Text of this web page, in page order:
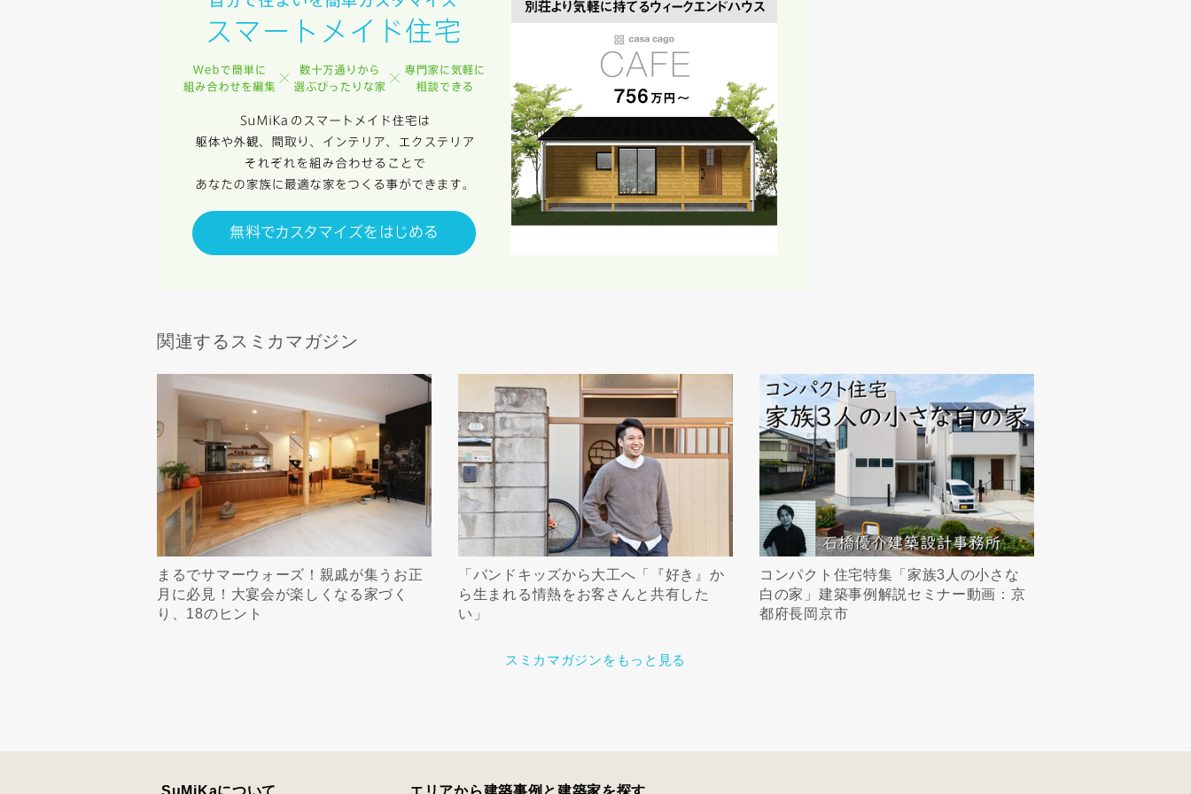
関連するスミカマガジン
まるでサマーウォーズ！親戚が集うお正
月に必見！大宴会が楽しくなる家づく
り、18のヒント
「バンドキッズから大工へ「『好き』か
ら生まれる情熱をお客さんと共有した
い」
コンパクト住宅特集「家族3人の小さな
白の家」建築事例解説セミナー動画：京
都府長岡京市
スミカマガジンをもっと見る
当社は、本サービス又は利用契約に関し，お客様に発生した損害について、債務不履行責任、不法行為責
任、その他の法律上の請求原因の如何を問わず賠償の責任を負わないものとします。
当社は、お客様が本サービスを利用することにより第三者との間で生じた紛争等について一切責任を負わ
ないものとします。
キャンセル 入力内容を送信する
SuMiKaについて エリアから建築事例と建築家を探す